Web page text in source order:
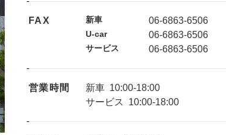
FAX 新車 06-6863-6506
U-car 06-6863-6506
サービス 06-6863-6506
営業時間 新車 10:00-18:00
サービス
10:00-18:00